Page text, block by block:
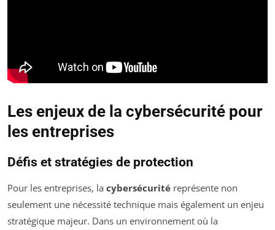
Les enjeux de la cybersécurité pour
les entreprises
Défis et stratégies de protection
Pour les entreprises, la cybersécurité représente non
seulement une nécessité technique mais également un enjeu
stratégique majeur. Dans un environnement où la